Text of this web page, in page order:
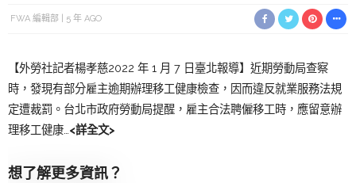
FWA 編輯部 5 年 AGO
【外勞社記者楊孝慈2022 年 1 月 7 日臺北報導】近期勞動局查察
時，發現有部分雇主逾期辦理移工健康檢查，因而違反就業服務法規
定遭裁罰。台北市政府勞動局提醒，雇主合法聘僱移工時，應留意辦
理移工健康… <詳全文>
想了解更多資訊？